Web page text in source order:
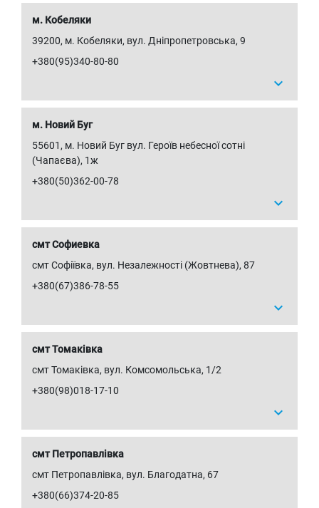
м. Кобеляки
39200, м. Кобеляки, вул. Дніпропетровська, 9
+380(95)340-80-80
expand_more
м. Новий Буг
55601, м. Новий Буг вул. Героїв небесної сотні
(Чапаєва), 1ж
+380(50)362-00-78
expand_more
смт Софиевка
смт Софіївка, вул. Незалежності (Жовтнева), 87
+380(67)386-78-55
expand_more
смт Томаківка
смт Томаківка, вул. Комсомольська, 1/2
+380(98)018-17-10
expand_more
смт Петропавлівка
смт Петропавлівка, вул. Благодатна, 67
+380(66)374-20-85